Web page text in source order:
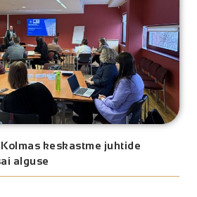
Kolmas keskastme juhtide
alguse